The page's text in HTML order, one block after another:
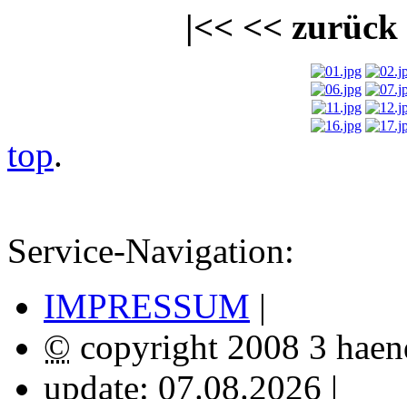
|<< << zurück
top.
Service-Navigation:
IMPRESSUM |
© copyright 2008 3
update: 07.08.2026 |